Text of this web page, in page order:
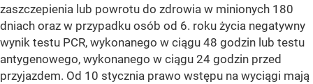
zaszczepienia lub powrotu do zdrowia w minionych 180
dniach oraz w przypadku osób od 6. roku życia negatywny
wynik testu PCR, wykonanego w ciągu 48 godzin lub testu
antygenowego, wykonanego w ciągu 24 godzin przed
przyjazdem. Od 10 stycznia prawo wstępu na wyciągi mają